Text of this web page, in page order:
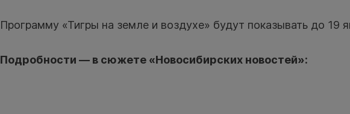
Программу «Тигры на земле и воздухе» будут показывать до 19
Подробности — в сюжете «Новосибирских новостей»: